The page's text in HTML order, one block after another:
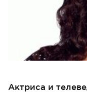
Актриса и